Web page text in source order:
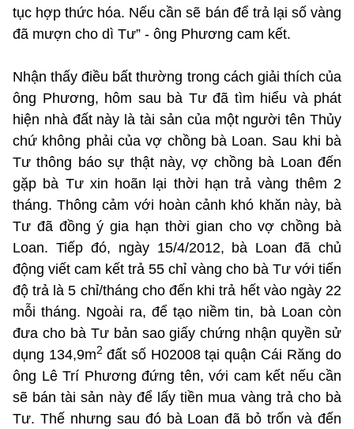
tục hợp thức hóa. Nếu cần sẽ bán để trả lại số vàng
đã mượn cho dì Tư” - ông Phương cam kết.
Nhận thấy điều bất thường trong cách giải thích của
ông Phương, hôm sau bà Tư đã tìm hiểu và phát
hiện nhà đất này là tài sản của một người tên Thủy
chứ không phải của vợ chồng bà Loan. Sau khi bà
Tư thông báo sự thật này, vợ chồng bà Loan đến
gặp bà Tư xin hoãn lại thời hạn trả vàng thêm 2
tháng. Thông cảm với hoàn cảnh khó khăn này, bà
Tư đã đồng ý gia hạn thời gian cho vợ chồng bà
Loan. Tiếp đó, ngày 15/4/2012, bà Loan đã chủ
động viết cam kết trả 55 chỉ vàng cho bà Tư với tiến
độ trả là 5 chỉ/tháng cho đến khi trả hết vào ngày 22
mỗi tháng. Ngoài ra, để tạo niềm tin, bà Loan còn
đưa cho bà Tư bản sao giấy chứng nhận quyền sử
dụng 134,9m2 đất số H02008 tại quận Cái Răng do
ông Lê Trí Phương đứng tên, với cam kết nếu cần
sẽ bán tài sản này để lấy tiền mua vàng trả cho bà
Tư. Thế nhưng sau đó bà Loan đã bỏ trốn và đến